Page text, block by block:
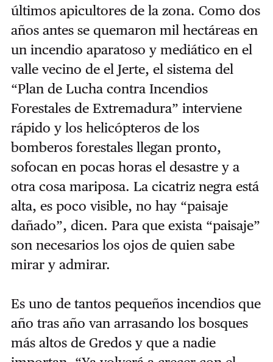
últimos apicultores de la zona. Como dos
años antes se quemaron mil hectáreas en
un incendio aparatoso y mediático en el
valle vecino de el Jerte, el sistema del
“Plan de Lucha contra Incendios
Forestales de Extremadura” interviene
rápido y los helicópteros de los
bomberos forestales llegan pronto,
sofocan en pocas horas el desastre y a
otra cosa mariposa. La cicatriz negra está
alta, es poco visible, no hay “paisaje
dañado”, dicen. Para que exista “paisaje”
son necesarios los ojos de quien sabe
mirar y admirar.
Es uno de tantos pequeños incendios que
año tras año van arrasando los bosques
más altos de Gredos y que a nadie